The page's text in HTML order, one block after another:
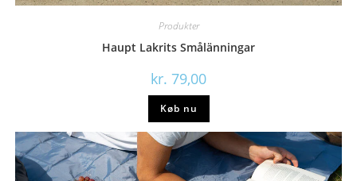
Produkter
Haupt Lakrits Smålänningar
kr. 79,00
Køb nu